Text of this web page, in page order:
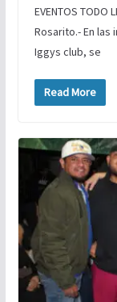
EVENTOS TODO
Rosarito.- En
Iggys club, se
Read More